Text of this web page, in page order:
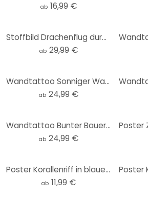
ab 16,99 €
Stoffbild Drachenflug durch Sternenwolken - DigitalArtsi - Panorama
ab 29,99 €
Wandtattoo Sonniger Wald mit Hirsch - DigitalArtsi - Rund
ab 24,99 €
Wandtattoo Bunter Bauernhof in den Bergen - DigitalArtsi - Rund
ab 24,99 €
Poster Korallenriff in blauer Lagune - DigitalArtsi - Rund
ab 11,99 €